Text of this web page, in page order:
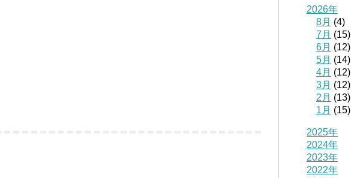
2026年
8月 (4)
7月 (15)
6月 (12)
5月 (14)
4月 (12)
3月 (12)
2月 (13)
1月 (15)
2025年
2024年
2023年
2022年